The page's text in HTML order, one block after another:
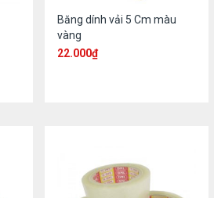
Băng dính vải 5 Cm màu
vàng
22.000₫